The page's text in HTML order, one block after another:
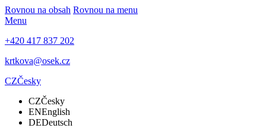
Rovnou na obsah Rovnou na menu
Menu
+420 417 837 202
krtkova@osek.cz
CZČesky
CZČesky
ENEnglish
DEDeutsch